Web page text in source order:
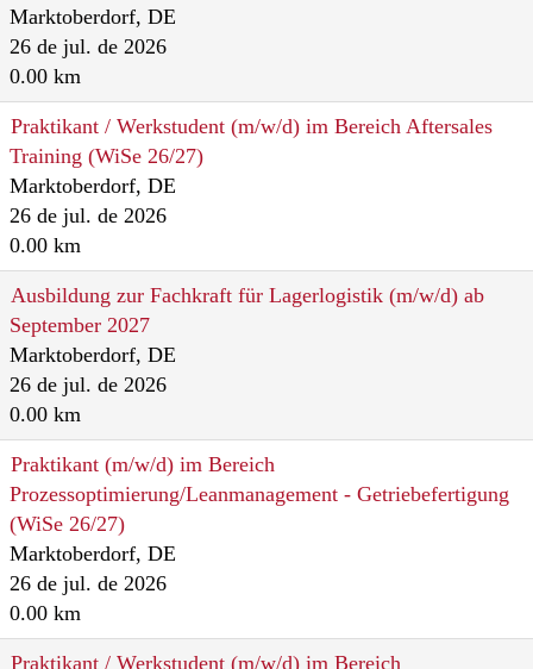
Marktoberdorf, DE
26 de jul. de 2026
0.00 km
Praktikant / Werkstudent (m/w/d) im Bereich Aftersales
Training (WiSe 26/27)
Marktoberdorf, DE
26 de jul. de 2026
0.00 km
Ausbildung zur Fachkraft für Lagerlogistik (m/w/d) ab
September 2027
Marktoberdorf, DE
26 de jul. de 2026
0.00 km
Praktikant (m/w/d) im Bereich
Prozessoptimierung/Leanmanagement - Getriebefertigung
(WiSe 26/27)
Marktoberdorf, DE
26 de jul. de 2026
0.00 km
Praktikant / Werkstudent (m/w/d) im Bereich